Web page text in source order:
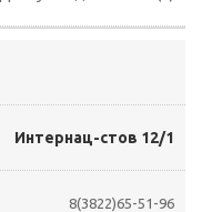
Интернац-стов 12/1
8(3822)65-51-96